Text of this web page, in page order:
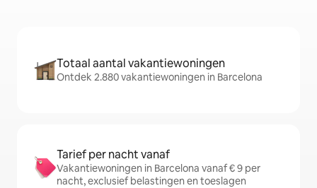
Totaal aantal vakantiewoningen
Ontdek 2.880 vakantiewoningen in Barcelona
Tarief per nacht vanaf
Vakantiewoningen in Barcelona vanaf € 9 per
nacht, exclusief belastingen en toeslagen